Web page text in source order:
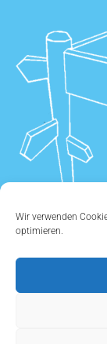
Wir verwenden
optimieren.